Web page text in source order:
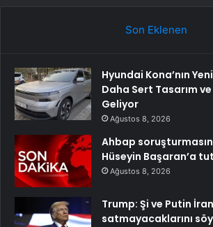
Son Eklenen
Hyundai Kona’nın Yeni
Daha Sert Tasarım
Geliyor
Ağustos 8, 2026
Ahbap
Hüseyin Başaran’a
Ağustos 8, 2026
Trump: Şi ve Putin
satmayacaklarını